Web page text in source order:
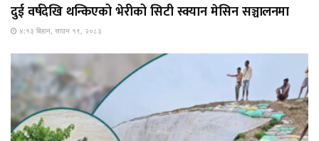
दुई वर्षदेखि थन्किएको भेरीको सिटी स्क्यान मेसिन सञ्चालनमा
४:१३ बिहान, साउन १९, २०८३